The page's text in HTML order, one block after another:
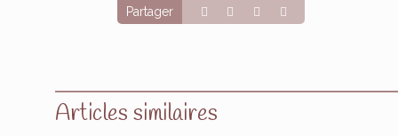
Partager
Articles similaires